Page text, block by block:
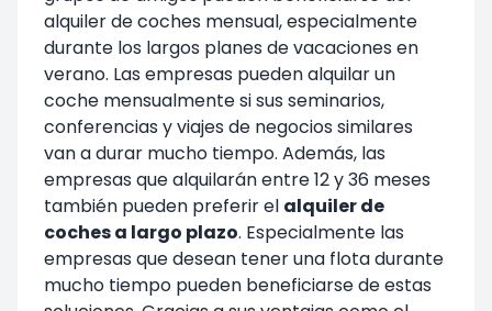
alquiler de coches mensual, especialmente
durante los largos planes de vacaciones en
verano. Las empresas pueden alquilar un
coche mensualmente si sus seminarios,
conferencias y viajes de negocios similares
van a durar mucho tiempo. Además, las
empresas que alquilarán entre 12 y 36 meses
también pueden preferir el alquiler de
coches a largo plazo. Especialmente las
empresas que desean tener una flota durante
mucho tiempo pueden beneficiarse de estas